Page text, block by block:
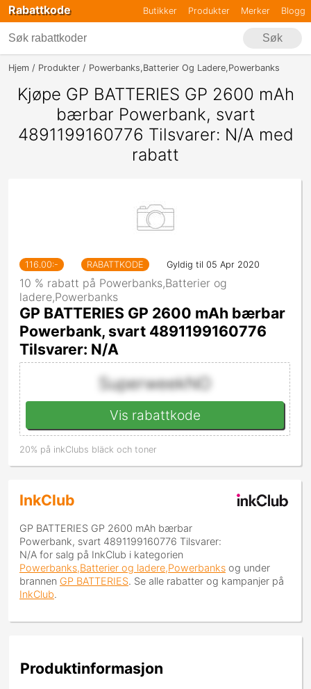
Rabattkode Butikker Produkter Merker Blogg
Søk
Hjem Produkter Powerbanks,Batterier Og Ladere,Powerbanks
Kjøpe GP BATTERIES GP 2600 mAh
bærbar Powerbank, svart
4891199160776 Tilsvarer: N/A med
rabatt
116.00:- RABATTKODE Gyldig til 05 Apr 2020
10 % rabatt på Powerbanks,Batterier og
ladere,Powerbanks
GP BATTERIES GP 2600 mAh bærbar
Powerbank, svart 4891199160776
Tilsvarer: N/A
SuperweekNO
Vis rabattkode
20% på inkClubs bläck och toner
InkClub
GP BATTERIES GP 2600 mAh bærbar
Powerbank, svart 4891199160776 Tilsvarer:
N/A for salg på InkClub i kategorien
Powerbanks,Batterier og ladere,Powerbanks og under
brannen GP BATTERIES. Se alle rabatter og kampanjer på
InkClub.
Produktinformasjon